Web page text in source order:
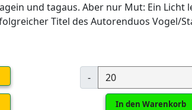
und tagaus. Aber nur Mut: Ein Licht
Titel des Autorenduos Vogel/
-
In den Warenkorb